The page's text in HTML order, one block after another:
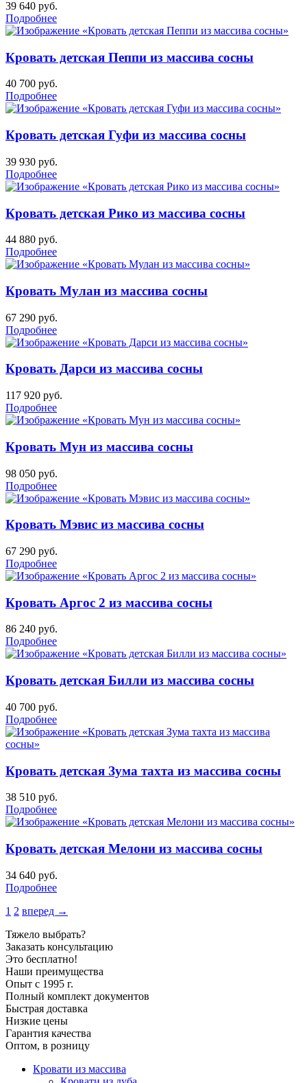
39 640 руб.
Подробнее
Кровать детская Пеппи из массива сосны
40 700 руб.
Подробнее
Кровать детская Гуфи из массива сосны
39 930 руб.
Подробнее
Кровать детская Рико из массива сосны
44 880 руб.
Подробнее
Кровать Мулан из массива сосны
67 290 руб.
Подробнее
Кровать Дарси из массива сосны
117 920 руб.
Подробнее
Кровать Мун из массива сосны
98 050 руб.
Подробнее
Кровать Мэвис из массива сосны
67 290 руб.
Подробнее
Кровать Аргос 2 из массива сосны
86 240 руб.
Подробнее
Кровать детская Билли из массива сосны
40 700 руб.
Подробнее
Кровать детская Зума тахта из массива сосны
38 510 руб.
Подробнее
Кровать детская Мелони из массива сосны
34 640 руб.
Подробнее
1 2 вперед →
Тяжело выбрать?
Заказать консультацию
Это бесплатно!
Наши преимущества
Опыт с 1995 г.
Полный комплект документов
Быстрая доставка
Низкие цены
Гарантия качества
Оптом, в розницу
Кровати из массива